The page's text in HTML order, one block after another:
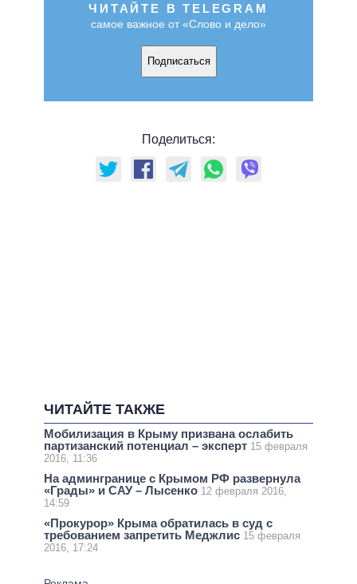
ЧИТАЙТЕ В TELEGRAM
самое важное от «Слово и дело»
Подписаться
Поделиться:
ЧИТАЙТЕ ТАКЖЕ
Мобилизация в Крыму призвана ослабить
партизанский потенциал – эксперт 15 февраля
2016, 11:36
На админгранице с Крымом РФ развернула
«Грады» и САУ – Лысенко 12 февраля 2016,
14:59
«Прокурор» Крыма обратилась в суд с
требованием запретить Меджлис 15 февраля
2016, 17:24